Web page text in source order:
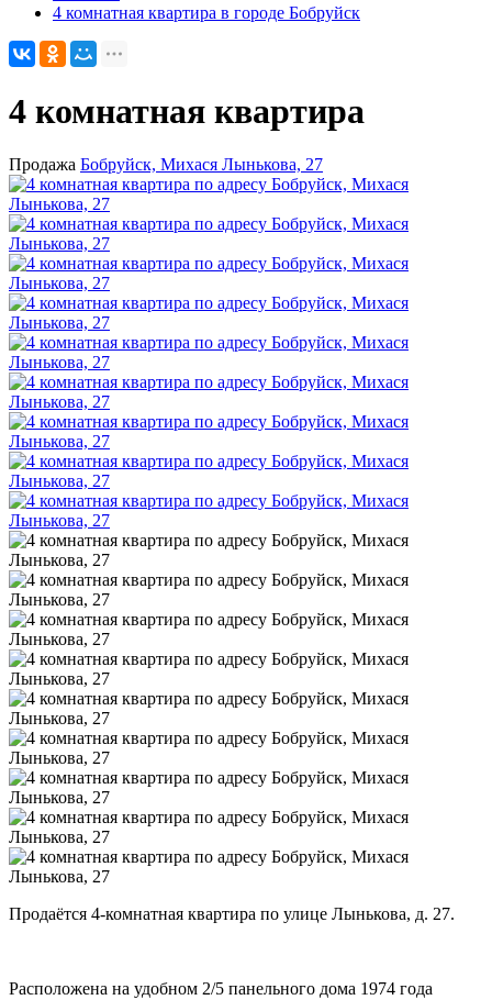
4 комнатная квартира в городе Бобруйск
4 комнатная квартира
Продажа Бобруйск, Михася Лынькова, 27
Продаётся 4-комнатная квартира по улице Лынькова, д. 27.
Расположена на удобном 2/5 панельного дома 1974 года